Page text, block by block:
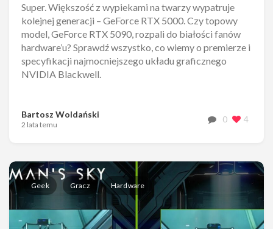
Super. Większość z wypiekami na twarzy wypatruje
kolejnej generacji – GeForce RTX 5000. Czy topowy
model, GeForce RTX 5090, rozpali do białości fanów
hardware’u? Sprawdź wszystko, co wiemy o premierze i
specyfikacji najmocniejszego układu graficznego
NVIDIA Blackwell.
Bartosz Woldański
2 lata temu
0 4
Geek Gracz Hardware